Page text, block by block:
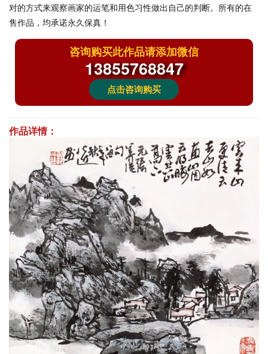
对的方式来观察画家的运笔和用色习性做出自己的判断。所有的在
售作品，均承诺永久保真！
咨询购买此作品请添加微信
13855768847
点击咨询购买
作品详情：